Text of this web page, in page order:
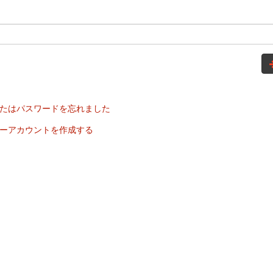
はパスワードを忘れました
アカウントを作成する